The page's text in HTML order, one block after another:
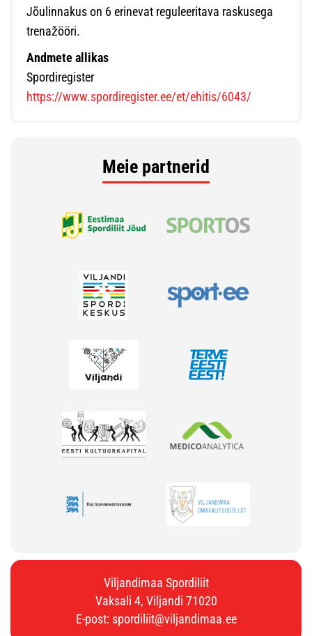
Jõulinnakus on 6 erinevat reguleeritava raskusega
trenažööri.
Andmete allikas
Spordiregister
https://www.spordiregister.ee/et/ehitis/6043/
Meie partnerid
Viljandimaa Spordiliit
Vaksali 4, Viljandi 71020
E-post: spordiliit@viljandimaa.ee